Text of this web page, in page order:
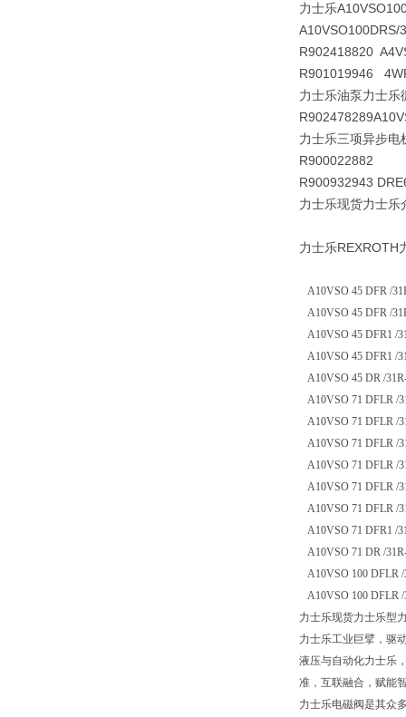
力士乐
A10VSO100DRS/
R902418820
R901019946
力士乐油泵力士乐
R902478289
力士乐三项异步电
R900022882
R900932943
力士乐现货力士乐
力士乐REXROTH
A10VSO 45 DFR /
A10VSO 45 DFR /
A10VSO 45 DFR1 /
A10VSO 45 DFR1 /
A10VSO 45 DR /
A10VSO 71 DFLR /
A10VSO 71 DFLR /
A10VSO 71 DFLR /
A10VSO 71 DFLR /
A10VSO 71 DFLR /
A10VSO 71 DFLR /
A10VSO 71 DFR1 /
A10VSO 71 DR /
A10VSO 100 DFLR
A10VSO 100 DFLR /
力士乐现货力士乐型
力士乐工业巨擘，驱
液压与自动化力士乐
准，互联融合，赋能
力士乐电磁阀是其众